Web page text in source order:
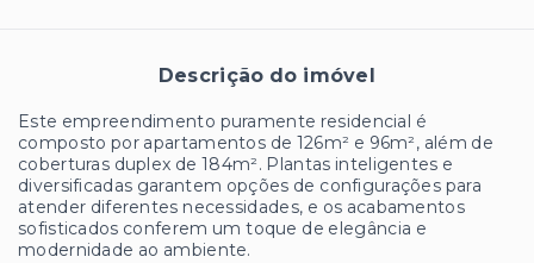
Descrição do imóvel
Este empreendimento puramente residencial é
composto por apartamentos de 126m² e 96m², além de
coberturas duplex de 184m². Plantas inteligentes e
diversificadas garantem opções de configurações para
atender diferentes necessidades, e os acabamentos
sofisticados conferem um toque de elegância e
modernidade ao ambiente.